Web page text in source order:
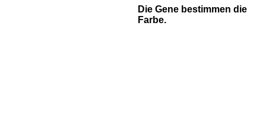
Die Gene bestimmen die
Farbe.